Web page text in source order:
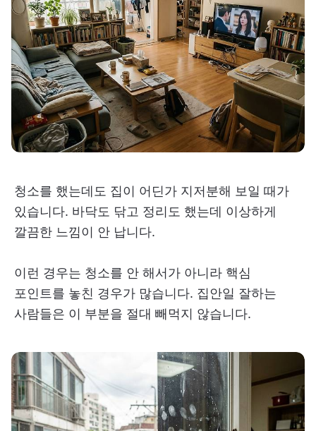
청소를 했는데도 집이 어딘가 지저분해 보일 때가
있습니다. 바닥도 닦고 정리도 했는데 이상하게
깔끔한 느낌이 안 납니다.
이런 경우는 청소를 안 해서가 아니라 핵심
포인트를 놓친 경우가 많습니다. 집안일 잘하는
사람들은 이 부분을 절대 빼먹지 않습니다.